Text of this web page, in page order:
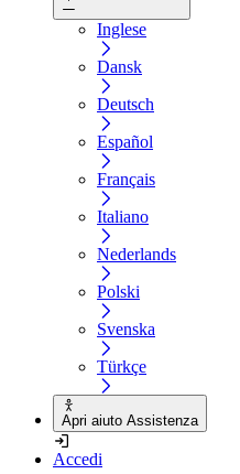
Inglese
Dansk
Deutsch
Español
Français
Italiano
Nederlands
Polski
Svenska
Türkçe
Apri aiuto Assistenza
Accedi